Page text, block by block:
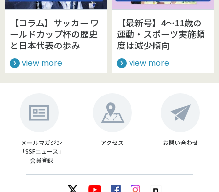
【コラム】サッカー ワ
ールドカップ杯の歴史
と日本代表の歩み
view more
【最新号】4～11歳の
運動・スポーツ実施頻
度は減少傾向
view more
メールマガジン
「SSFニュース」
会員登録
アクセス お問い合わせ